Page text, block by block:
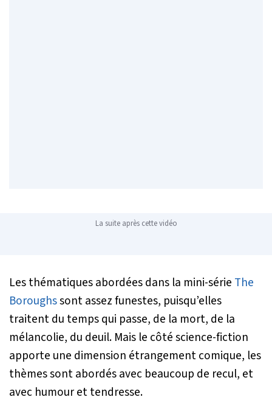
La suite après cette vidéo
Les thématiques abordées dans la mini-série The
Boroughssont assez funestes, puisqu’elles
traitent du temps qui passe, de la mort, de la
mélancolie, du deuil. Mais le côté science-fiction
apporte une dimension étrangement comique, les
thèmes sont abordés avec beaucoup de recul, et
avec humour et tendresse.